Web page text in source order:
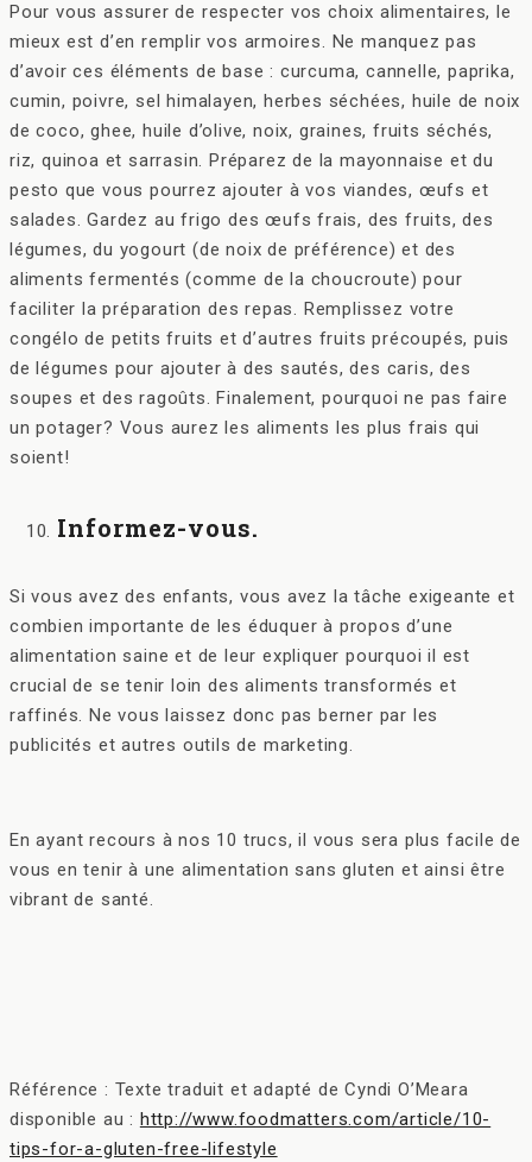
Pour vous assurer de respecter vos choix alimentaires, le
mieux est d’en remplir vos armoires. Ne manquez pas
d’avoir ces éléments de base : curcuma, cannelle, paprika,
cumin, poivre, sel himalayen, herbes séchées, huile de noix
de coco, ghee, huile d’olive, noix, graines, fruits séchés,
riz, quinoa et sarrasin. Préparez de la mayonnaise et du
pesto que vous pourrez ajouter à vos viandes, œufs et
salades. Gardez au frigo des œufs frais, des fruits, des
légumes, du yogourt (de noix de préférence) et des
aliments fermentés (comme de la choucroute) pour
faciliter la préparation des repas. Remplissez votre
congélo de petits fruits et d’autres fruits précoupés, puis
de légumes pour ajouter à des sautés, des caris, des
soupes et des ragoûts. Finalement, pourquoi ne pas faire
un potager? Vous aurez les aliments les plus frais qui
soient!
Informez-vous.
Si vous avez des enfants, vous avez la tâche exigeante et
combien importante de les éduquer à propos d’une
alimentation saine et de leur expliquer pourquoi il est
crucial de se tenir loin des aliments transformés et
raffinés. Ne vous laissez donc pas berner par les
publicités et autres outils de marketing.
En ayant recours à nos 10 trucs, il vous sera plus facile de
vous en tenir à une alimentation sans gluten et ainsi être
vibrant de santé.
Référence : Texte traduit et adapté de Cyndi O’Meara
disponible au : http://www.foodmatters.com/article/10-
tips-for-a-gluten-free-lifestyle